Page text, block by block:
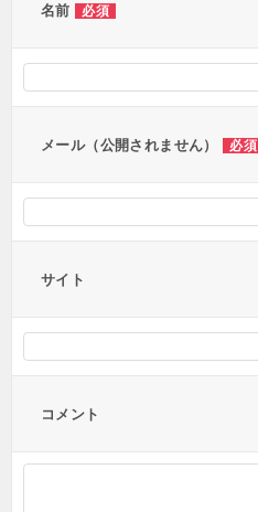
名前 必須
メール（公開されません） 必須
サイト
コメント